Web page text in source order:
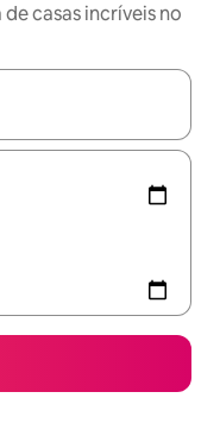
casas incríveis no
explore-os